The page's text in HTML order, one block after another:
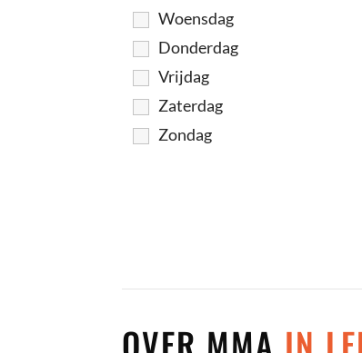
Woensdag
Donderdag
Vrijdag
Zaterdag
Zondag
OVER MMA IN